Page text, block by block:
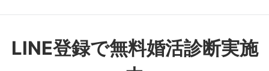
LINE登録で無料婚活診断実施